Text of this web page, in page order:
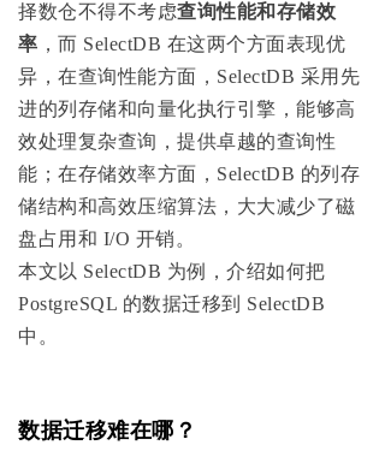
择数仓不得不考虑查询性能和存储效
率 ，而 SelectDB 在这两个方面表现优
异，在查询性能方面，SelectDB 采用先
进的列存储和向量化执行引擎，能够高
效处理复杂查询，提供卓越的查询性
能；在存储效率方面，SelectDB 的列存
储结构和高效压缩算法，大大减少了磁
盘占用和 I/O 开销。
本文以 SelectDB 为例，介绍如何把
PostgreSQL 的数据迁移到 SelectDB
中。
数据迁移难在哪？